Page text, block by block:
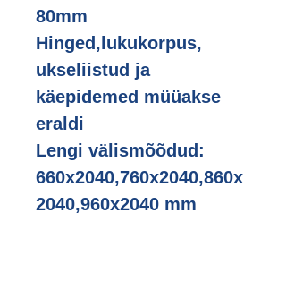
80mm
Hinged,lukukorpus,
ukseliistud ja
käepidemed müüakse
eraldi
Lengi välismõõdud:
660x2040,760x2040,860x
2040,960x2040 mm